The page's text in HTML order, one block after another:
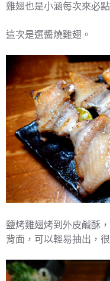
雞翅也是小涵每次來必
這次是選醬燒雞翅。
鹽烤雞翅烤到外皮鹹酥
背面，可以輕易抽出，